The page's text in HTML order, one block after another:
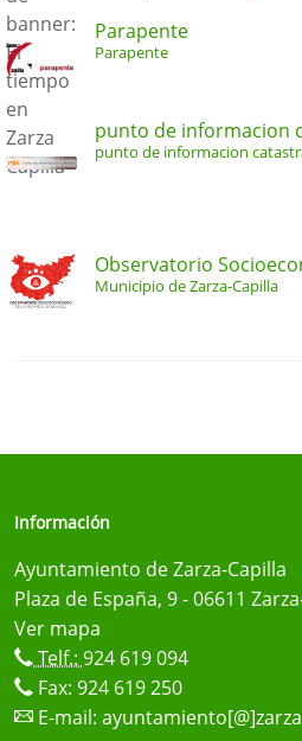
Parapente
Parapente
punto de informacion
punto de informacion
Observatorio
Municipio de Zarza-Capilla
Información
Ayuntamiento de Zarza-Capilla
Plaza de España, 9 - 06611
Ver mapa
Telf.: 924 619 094
Fax: 924 619 250
E-mail: